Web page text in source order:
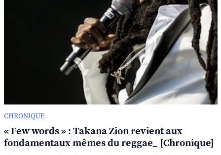
CHRONIQUE
« Few words » : Takana Zion revient aux
fondamentaux mêmes du reggae_ [Chronique]